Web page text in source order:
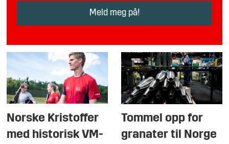
Norske Kristoffer
med historisk VM-
Tommel opp for
granater til Norge